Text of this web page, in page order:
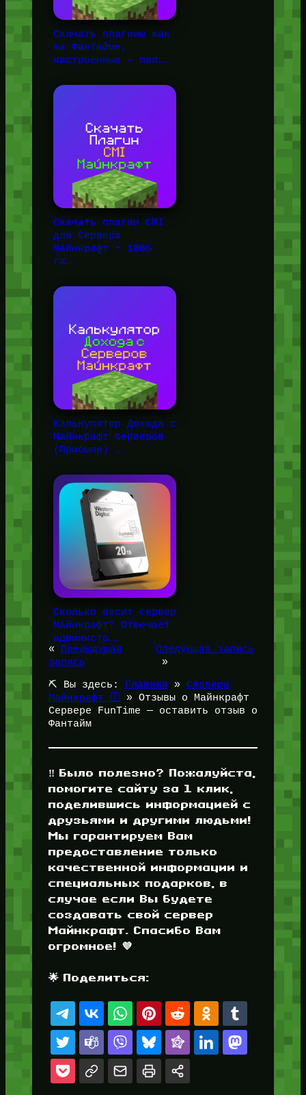
Скачать плагины как
на Фантайме,
настроенные — пол…
Скачать плагин CMI
для Сервера
Майнкрафт + 100%
га…
Калькулятор Дохода с
Майнкрафт серверов
(Прибыли) …
Сколько весит сервер
Майнкрафт? Отвечает
администр…
«
Предыдущая
запись
Следующая запись
»
⛏️ Вы здесь: Главная » Сервера
Майнкрафт 🛜 » Отзывы о Майнкрафт
Сервере FunTime — оставить отзыв о
Фантайм
‼️ Было полезно? Пожалуйста,
помогите сайту за 1 клик,
поделившись информацией с
друзьями и другими людьми!
Мы гарантируем Вам
предоставление только
качественной информации и
специальных подарков, в
случае если Вы будете
создавать свой сервер
Майнкрафт. Спасибо Вам
огромное! 💜
🌟 Поделиться: